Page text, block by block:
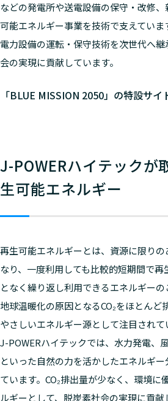
などの発電所や送電設備の保守・改修
可能エネルギー事業を技術で支えていま
電力設備の運転・保守技術を次世代へ
会の実現に貢献しています。
「BLUE MISSION 2050」の特設サイ
J-POWERハイテックが
生可能エネルギー
再生可能エネルギーとは、資源に限り
なり、一度利用しても比較的短期間で再
となく繰り返し利用できるエネルギー
地球温暖化の原因となるCO₂をほとんど
やさしいエネルギー源として注目されて
J-POWERハイテックでは、水力発電、
といった自然の力を活かしたエネルギ
ています。CO₂排出量が少なく、環境に
ルギーとして、脱炭素社会の実現に貢献